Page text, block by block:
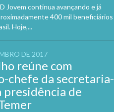
Jovem continua avançando e já
400 mil beneficiários
Hoje,...
DE 2017
reúne com
chefe da secretaria-
presidência de